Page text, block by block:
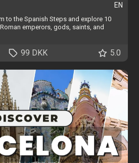
EN
to the Spanish Steps and explore 10
emperors, gods, saints, and
99 DKK 5.0